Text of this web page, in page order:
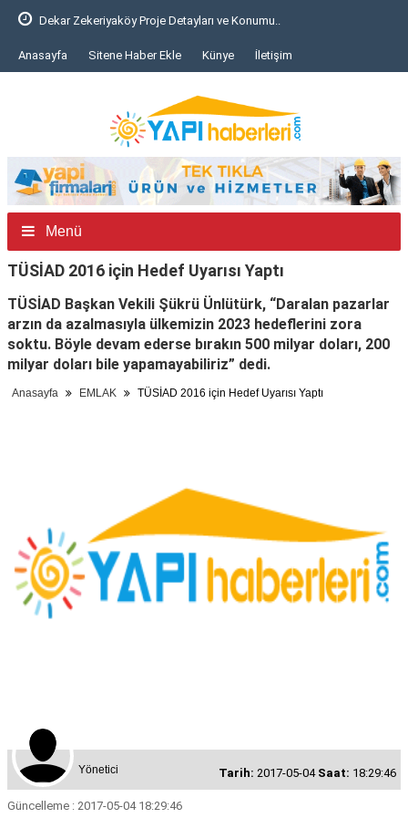
Dekar Zekeriyaköy Proje Detayları ve Konumu..
Anasayfa Sitene Haber Ekle Künye İletişim
Menü
TÜSİAD 2016 için Hedef Uyarısı Yaptı
TÜSİAD Başkan Vekili Şükrü Ünlütürk, “Daralan pazarlar
arzın da azalmasıyla ülkemizin 2023 hedeflerini zora
soktu. Böyle devam ederse bırakın 500 milyar doları, 200
milyar doları bile yapamayabiliriz” dedi.
Anasayfa EMLAK TÜSİAD 2016 için Hedef Uyarısı Yaptı
Yönetici Tarih: 2017-05-04 Saat: 18:29:46
Güncelleme : 2017-05-04 18:29:46